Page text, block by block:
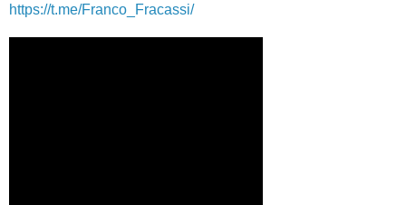
https://t.me/Franco_Fracassi/